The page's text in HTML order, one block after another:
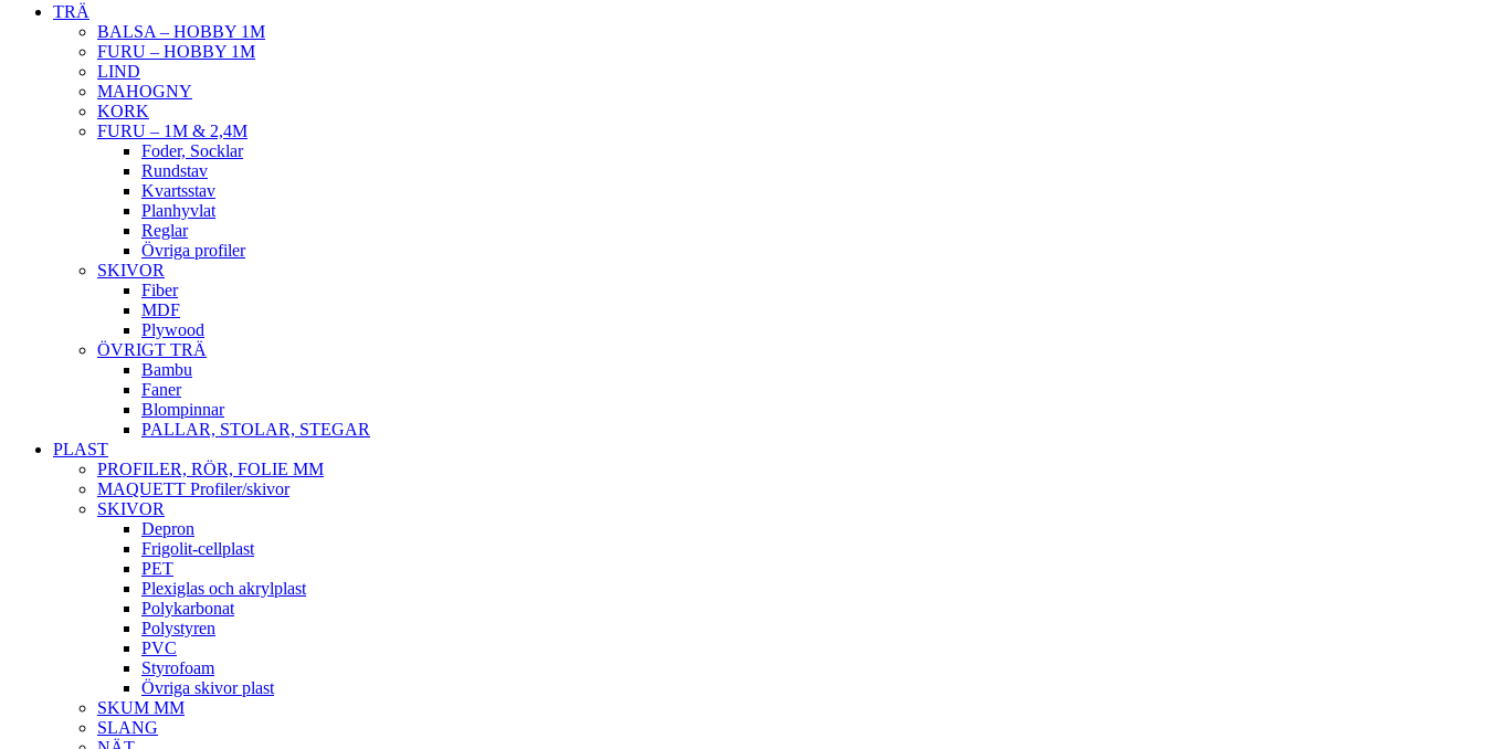
TRÄ
BALSA – HOBBY 1M
FURU – HOBBY 1M
LIND
MAHOGNY
KORK
FURU – 1M & 2,4M
Foder, Socklar
Rundstav
Kvartsstav
Planhyvlat
Reglar
Övriga profiler
SKIVOR
Fiber
MDF
Plywood
ÖVRIGT TRÄ
Bambu
Faner
Blompinnar
PALLAR, STOLAR, STEGAR
PLAST
PROFILER, RÖR, FOLIE MM
MAQUETT Profiler/skivor
SKIVOR
Depron
Frigolit-cellplast
PET
Plexiglas och akrylplast
Polykarbonat
Polystyren
PVC
Styrofoam
Övriga skivor plast
SKUM MM
SLANG